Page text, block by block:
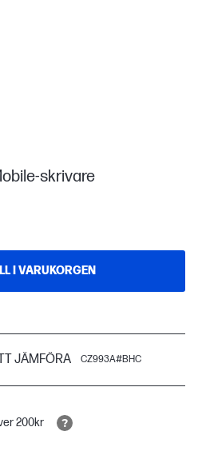
skrivare
I VARUKORGEN
JÄMFÖRA CZ993A#BHC
200kr